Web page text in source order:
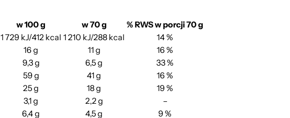
w 100 g
w 70 g
% RWS w porcji 70 g
1 729 kJ/412 kcal 1 210 kJ/288 kcal
14 %
16 g 11 g
16 %
9,3 g 6,5 g
33 %
59 g 41 g
16 %
25 g 18 g
19 %
3,1 g 2,2 g
–
6,4 g 4,5 g
9 %